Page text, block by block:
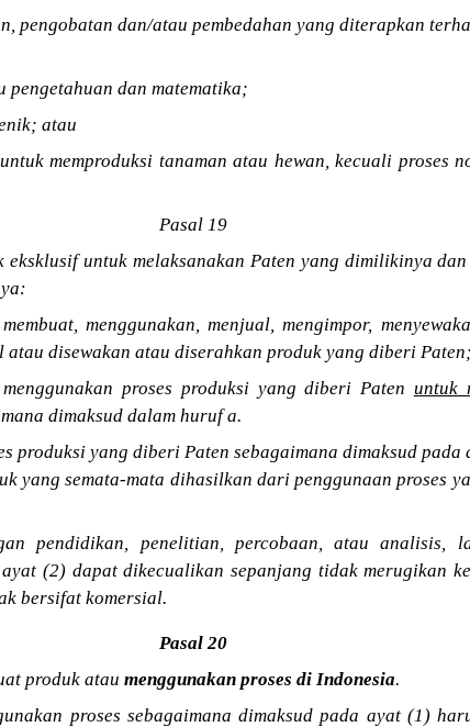
pengobatan dan/atau pembedahan yang diterapkan
pengetahuan dan matematika;
atau
memproduksi tanaman atau hewan, kecuali proses
Pasal 19
eksklusif untuk melaksanakan Paten yang dimilikinya
menggunakan, menjual, mengimpor,
disewakan atau diserahkan produk yang diberi Paten;
proses produksi yang diberi Paten untuk
dimaksud dalam huruf a.
produksi yang diberi Paten sebagaimana dimaksud
yang semata-mata dihasilkan dari penggunaan proses
pendidikan, penelitian, percobaan, atau analisis,
(2) dapat dikecualikan sepanjang tidak merugikan
bersifat komersial.
Pasal 20
produk atau menggunakan proses di Indonesia.
proses sebagaimana dimaksud pada ayat (1)